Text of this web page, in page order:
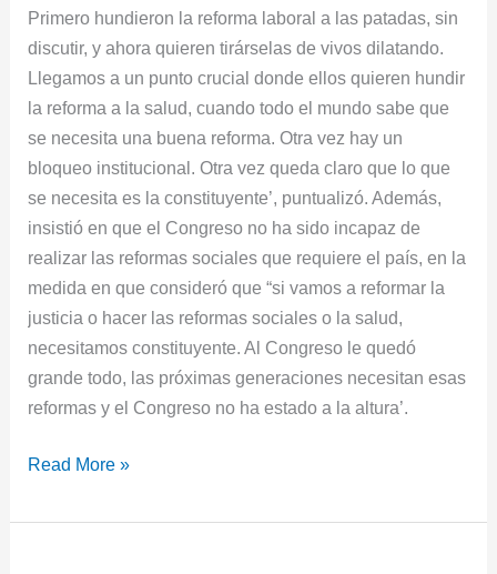
Primero hundieron la reforma laboral a las patadas, sin
discutir, y ahora quieren tirárselas de vivos dilatando.
Llegamos a un punto crucial donde ellos quieren hundir
la reforma a la salud, cuando todo el mundo sabe que
se necesita una buena reforma. Otra vez hay un
bloqueo institucional. Otra vez queda claro que lo que
se necesita es la constituyente’, puntualizó. Además,
insistió en que el Congreso no ha sido incapaz de
realizar las reformas sociales que requiere el país, en la
medida en que consideró que “si vamos a reformar la
justicia o hacer las reformas sociales o la salud,
necesitamos constituyente. Al Congreso le quedó
grande todo, las próximas generaciones necesitan esas
reformas y el Congreso no ha estado a la altura’.
Read More »